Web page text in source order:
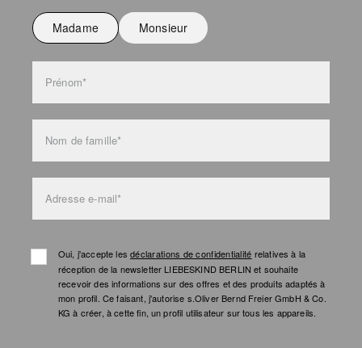
l'entretien des sacs
Madame Monsieur
Prénom*
Nom de famille*
Adresse e-mail*
Oui, j'accepte lesdéclarations de confidentialité relatives à la
réception de la newsletter LIEBESKIND BERLIN et souhaite
recevoir des informations sur des offres et des produits adaptés à
mon profil. Ce faisant, j'autorise s.Oliver Bernd Freier GmbH & Co.
KG à créer, à cette fin, un profil utilisateur sur tous les appareils.